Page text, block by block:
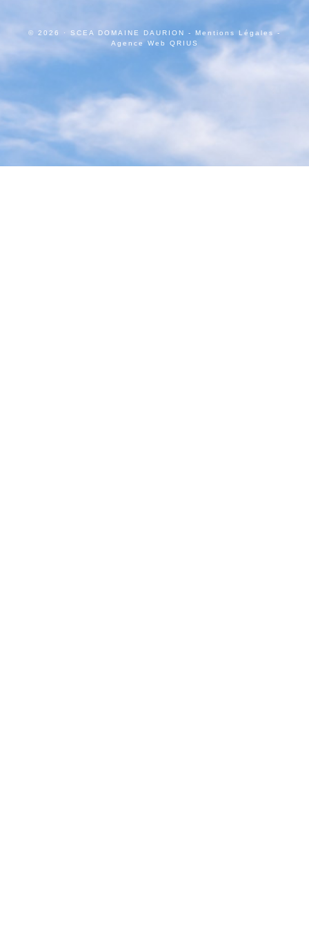
© 2026 · SCEA DOMAINE DAURION - Mentions Légales -
Agence Web QRIUS